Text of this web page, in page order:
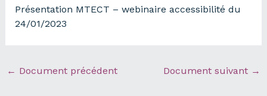
Présentation MTECT – webinaire accessibilité du
24/01/2023
← Document précédent Document suivant →